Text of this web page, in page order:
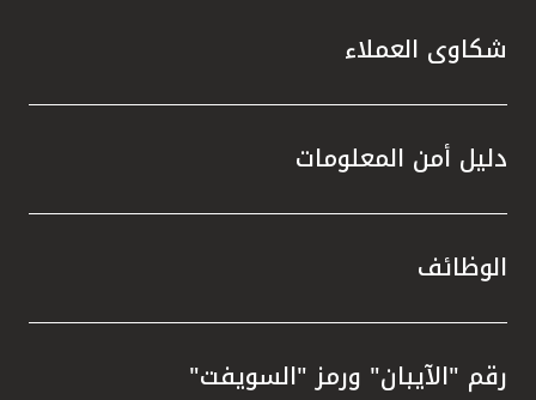
شكاوى العملاء
دليل أمن المعلومات
الوظائف
رقم "الآيبان" ورمز "السويفت"